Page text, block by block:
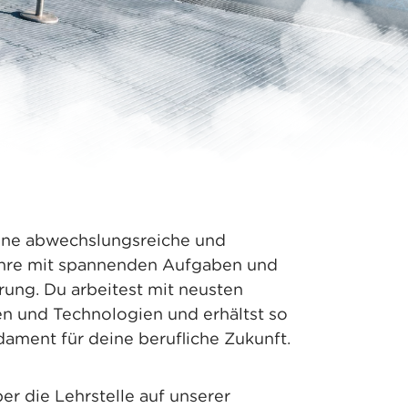
abwechslungsreiche und
mit spannenden Aufgaben und
Du arbeitest mit neusten
und Technologien und erhältst so
für deine berufliche Zukunft.
die Lehrstelle auf unserer